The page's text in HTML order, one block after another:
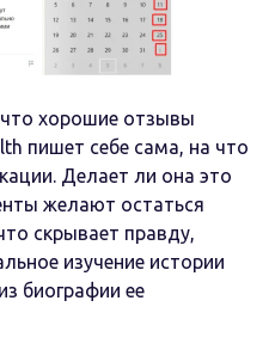
хорошие отзывы
пишет себе сама, на что
Делает ли она это
желают остаться
скрывает правду,
изучение истории
биографии ее